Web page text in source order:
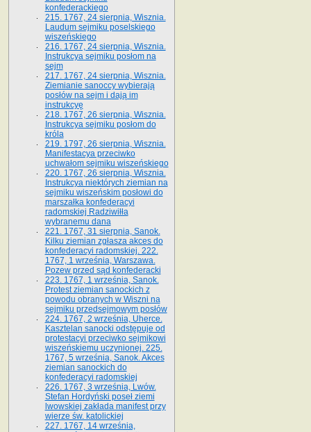
konfederackiego
215. 1767, 24 sierpnia, Wisznia.
Laudum sejmiku poselskiego
wiszeńskiego
216. 1767, 24 sierpnia, Wisznia.
Instrukcya sejmiku posłom na
sejm
217. 1767, 24 sierpnia, Wisznia.
Ziemianie sanoccy wybierają
posłów na sejm i dają im
instrukcyę
218. 1767, 26 sierpnia, Wisznia.
Instrukcya sejmiku posłom do
króla
219. 1797, 26 sierpnia, Wisznia.
Manifestacya przeciwko
uchwałom sejmiku wiszeńskiego
220. 1767, 26 sierpnia, Wisznia.
Instrukcya niektórych ziemian na
sejmiku wiszeńskim posłowi do
marszałka konfe­deracyi
radomskiej Radziwiłła
wybranemu dana
221. 1767, 31 sierpnia, Sanok.
Kilku ziemian zgłasza akces do
konfederacyi radomskiej. 222.
1767, 1 września, Warszawa.
Pozew przed sąd konfederacki
223. 1767, 1 września, Sanok.
Protest ziemian sanockich z
powodu obranych w Wiszni na
sejmiku przedsejmo­wym posłów
224. 1767, 2 września, Uherce.
Kasztelan sanocki odstępuje od
protestacyi przeciwko sejmikowi
wiszeńskiemu uczynionej. 225.
1767, 5 września, Sanok. Akces
ziemian sanockich do
konfederacyi radomskiej
226. 1767, 3 września, Lwów.
Stefan Hordyński poseł ziemi
lwowskiej zakłada manifest przy
wierze św. ka­tolickiej
227. 1767, 14 września,